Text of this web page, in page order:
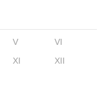
V
VI
XI XII